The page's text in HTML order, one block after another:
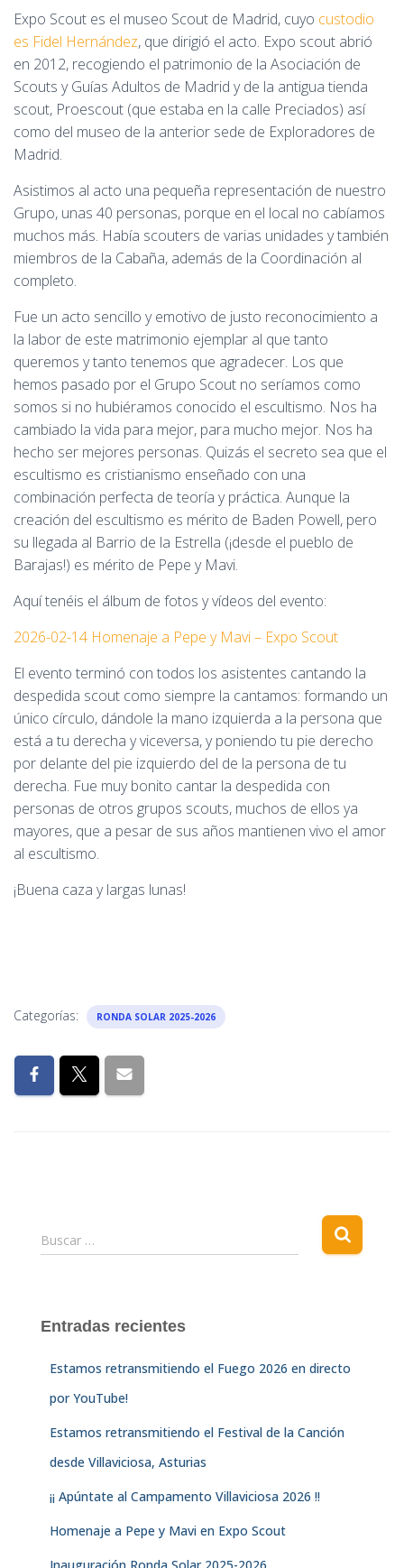
Expo Scout es el museo Scout de Madrid, cuyo custodio
es Fidel Hernández, que dirigió el acto. Expo scout abrió
en 2012, recogiendo el patrimonio de la Asociación de
Scouts y Guías Adultos de Madrid y de la antigua tienda
scout, Proescout (que estaba en la calle Preciados) así
como del museo de la anterior sede de Exploradores de
Madrid.
Asistimos al acto una pequeña representación de nuestro
Grupo, unas 40 personas, porque en el local no cabíamos
muchos más. Había scouters de varias unidades y también
miembros de la Cabaña, además de la Coordinación al
completo.
Fue un acto sencillo y emotivo de justo reconocimiento a
la labor de este matrimonio ejemplar al que tanto
queremos y tanto tenemos que agradecer. Los que
hemos pasado por el Grupo Scout no seríamos como
somos si no hubiéramos conocido el escultismo. Nos ha
cambiado la vida para mejor, para mucho mejor. Nos ha
hecho ser mejores personas. Quizás el secreto sea que el
escultismo es cristianismo enseñado con una
combinación perfecta de teoría y práctica. Aunque la
creación del escultismo es mérito de Baden Powell, pero
su llegada al Barrio de la Estrella (¡desde el pueblo de
Barajas!) es mérito de Pepe y Mavi.
Aquí tenéis el álbum de fotos y vídeos del evento:
2026-02-14 Homenaje a Pepe y Mavi – Expo Scout
El evento terminó con todos los asistentes cantando la
despedida scout como siempre la cantamos: formando un
único círculo, dándole la mano izquierda a la persona que
está a tu derecha y viceversa, y poniendo tu pie derecho
por delante del pie izquierdo del de la persona de tu
derecha. Fue muy bonito cantar la despedida con
personas de otros grupos scouts, muchos de ellos ya
mayores, que a pesar de sus años mantienen vivo el amor
al escultismo.
¡Buena caza y largas lunas!
Categorías: RONDA SOLAR 2025-2026
B
u
r
Buscar …
Entradas recientes
Estamos retransmitiendo el Fuego 2026 en directo
por YouTube!
Estamos retransmitiendo el Festival de la Canción
desde Villaviciosa, Asturias
¡¡ Apúntate al Campamento Villaviciosa 2026 !!
Homenaje a Pepe y Mavi en Expo Scout